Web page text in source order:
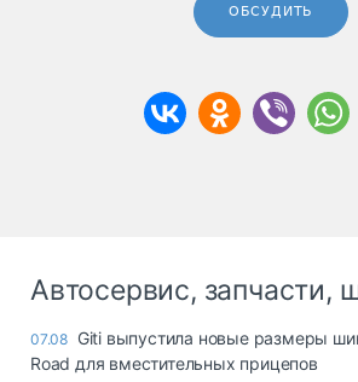
ОБСУДИТЬ
Автосервис, запчасти,
07.08 Giti выпустила новые размеры
Road для вместительных прицепов